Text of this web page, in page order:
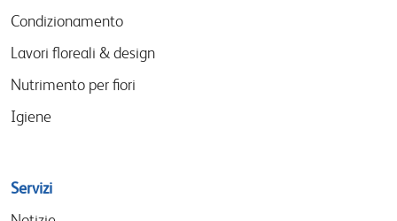
Condizionamento
Lavori floreali & design
Nutrimento per fiori
Igiene
Servizi